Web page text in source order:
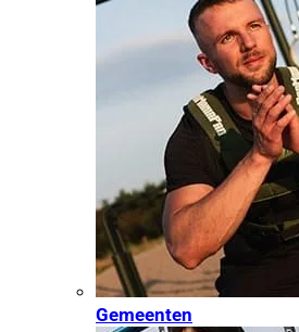
Gemeenten